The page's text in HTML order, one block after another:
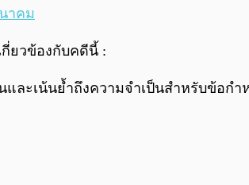
าคม
กี่ยวข้องกับคดีนี้ :
ละเน้นย้ำถึงความจำเป็นสำหรับข้อ